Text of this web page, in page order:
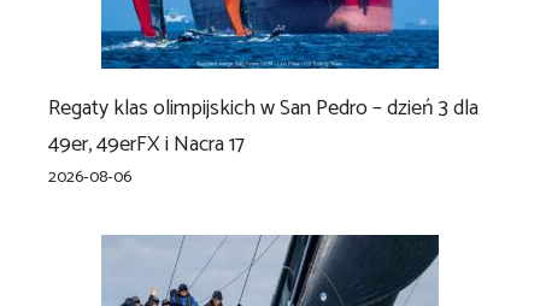
Regaty klas olimpijskich w San Pedro – dzień 3 dla
49er, 49erFX i Nacra 17
2026-08-06